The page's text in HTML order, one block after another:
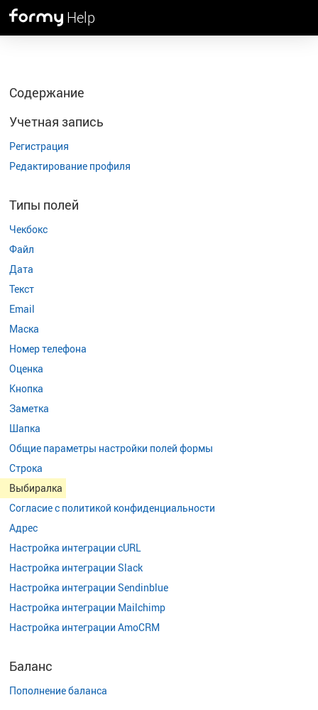
Help
Содержание
Учетная запись
Регистрация
Редактирование профиля
Типы полей
Чекбокс
Файл
Дата
Текст
Email
Маска
Номер телефона
Оценка
Кнопка
Заметка
Шапка
Общие параметры настройки полей формы
Строка
Выбиралка
Согласие с политикой конфиденциальности
Адрес
Настройка интеграции cURL
Настройка интеграции Slack
Настройка интеграции Sendinblue
Настройка интеграции Mailchimp
Настройка интеграции AmoCRM
Баланс
Пополнение баланса